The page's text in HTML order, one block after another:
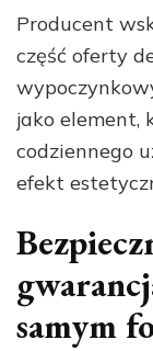
Producent
część oferty
jako element,
codziennego
efekt
samym